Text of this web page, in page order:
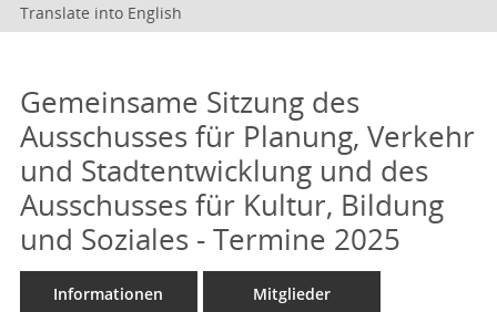
Translate into English
Gemeinsame Sitzung des
Ausschusses für Planung, Verkehr
und Stadtentwicklung und des
Ausschusses für Kultur, Bildung
und Soziales - Termine 2025
Informationen Mitglieder